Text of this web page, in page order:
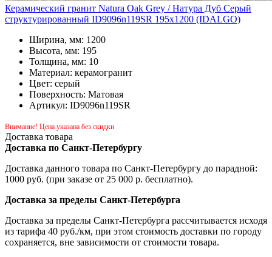
Керамический гранит Natura Oak Grey / Натура Дуб Серый
структурированный ID9096n119SR 195x1200 (IDALGO)
Ширина, мм: 1200
Высота, мм: 195
Толщина, мм: 10
Материал: керамогранит
Цвет: серый
Поверхность: Матовая
Артикул: ID9096n119SR
Внимание! Цена указана без скидки
Доставка товара
Доставка по Санкт-Петербургу
Доставка данного товара по Санкт-Петербургу до парадной:
1000 руб. (при заказе от 25 000 р. бесплатно).
Доставка за пределы Санкт-Петербурга
Доставка за пределы Санкт-Петербурга рассчитывается исходя
из тарифа 40 руб./км, при этом стоимость доставки по городу
сохраняется, вне зависимости от стоимости товара.